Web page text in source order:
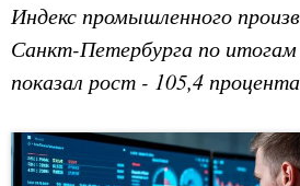
Индекс промышленного
Санкт-Петербурга по итогам
показал рост - 105,4 процента